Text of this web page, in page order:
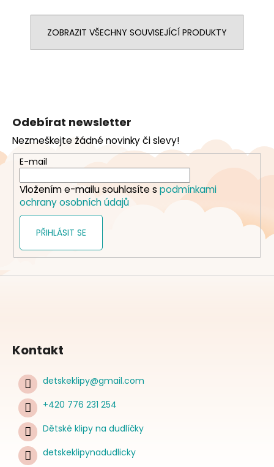
ZOBRAZIT VŠECHNY SOUVISEJÍCÍ PRODUKTY
a
t
Odebírat newsletter
Nezmeškejte žádné novinky či slevy!
E-mail
Vložením e-mailu souhlasíte s podmínkami
ochrany osobních údajů
PŘIHLÁSIT SE
Kontakt
detskeklipy@gmail.com
+420 776 231 254
Dětské klipy na dudlíčky
detskeklipynadudlicky